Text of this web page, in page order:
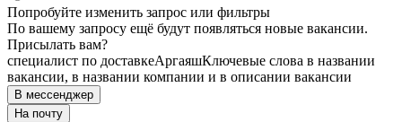
Попробуйте изменить запрос или фильтры
По вашему запросу ещё будут появляться новые вакансии.
Присылать вам?
специалист по доставкеАргаяшКлючевые слова в названии
вакансии, в названии компании и в описании вакансии
В мессенджер
На почту